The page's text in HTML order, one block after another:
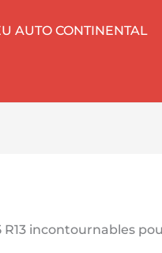
AUTO CONTINENTAL
R13 incontournables